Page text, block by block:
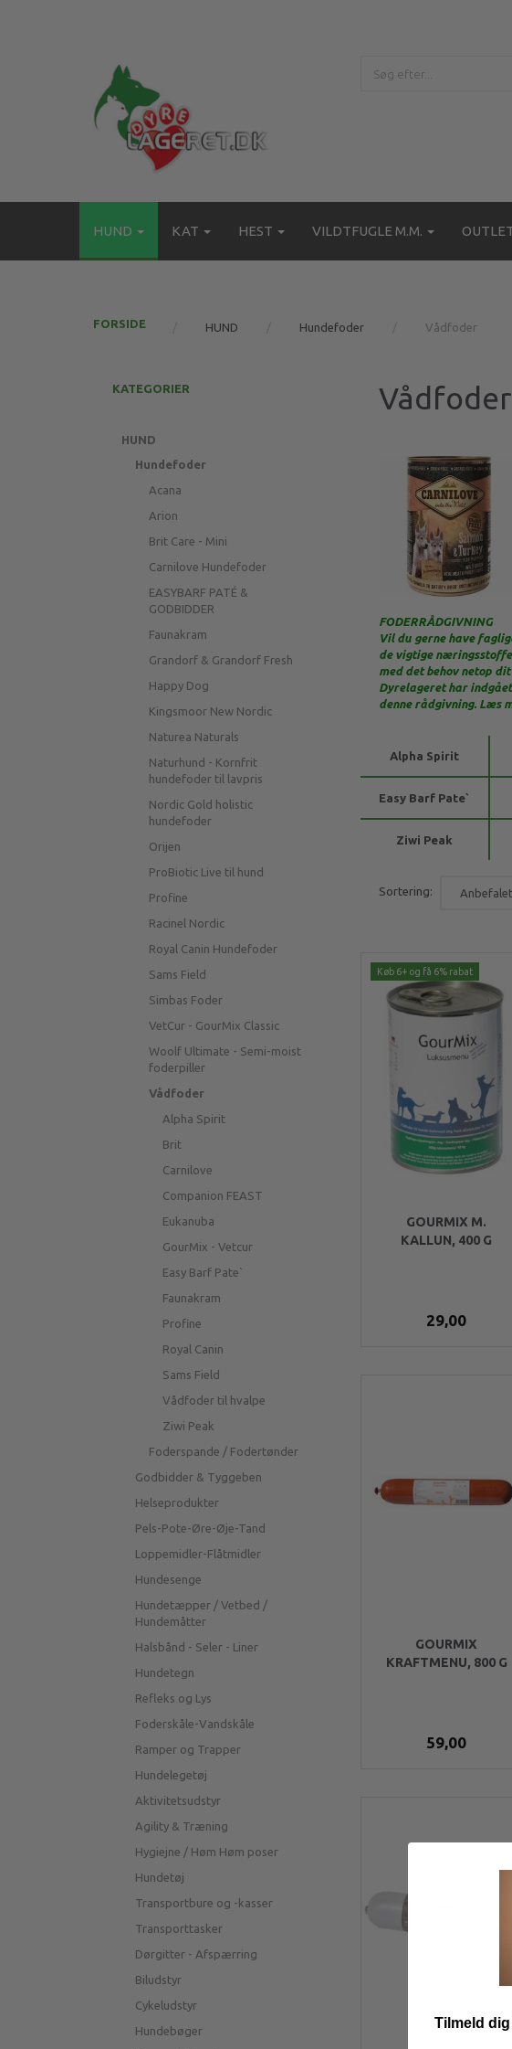
HUND KAT HEST VILDTFUGLE M.M.
FORSIDE HUND Hundefoder Vådfoder
KATEGORIER
HUND
Hundefoder
Acana
Arion
Brit Care - Mini
Carnilove Hundefoder
EASYBARF PATÉ &
GODBIDDER
Faunakram
Grandorf & Grandorf Fresh
Happy Dog
Kingsmoor New Nordic
Naturea Naturals
Naturhund - Kornfrit
hundefoder til lavpris
Nordic Gold holistic
hundefoder
Orijen
ProBiotic Live til hund
Profine
Racinel Nordic
Royal Canin Hundefoder
Sams Field
Simbas Foder
VetCur - GourMix Classic
Woolf Ultimate - Semi-moist
foderpiller
Vådfoder
Alpha Spirit
Brit
Carnilove
Companion FEAST
Eukanuba
GourMix - Vetcur
Easy Barf Pate`
Faunakram
Profine
Royal Canin
Sams Field
Vådfoder til hvalpe
Ziwi Peak
Foderspande / Fodertønder
Godbidder & Tyggeben
Helseprodukter
Pels-Pote-Øre-Øje-Tand
Loppemidler-Flåtmidler
Hundesenge
Hundetæpper / Vetbed /
Hundemåtter
Halsbånd - Seler - Liner
Hundetegn
Refleks og Lys
Foderskåle-Vandskåle
Ramper og Trapper
Hundelegetøj
Aktivitetsudstyr
Agility & Træning
Hygiejne / Høm Høm poser
Hundetøj
Transportbure og -kasser
Transporttasker
Dørgitter - Afspærring
Biludstyr
Cykeludstyr
Hundebøger
Vådfoder
FODERRÅDGIVNING
Vil du gerne have
de vigtige
med det behov netop
Dyrelageret har
denne rådgivning. Læs
Alpha Spirit
Easy Barf Pate`
Ziwi Peak
Sortering:
Køb 6+ og få 6% rabat
GOURMIX M.
KALLUN, 400 G
29,00
GOURMIX
KRAFTMENU, 800 G
59,00
Tilmeld